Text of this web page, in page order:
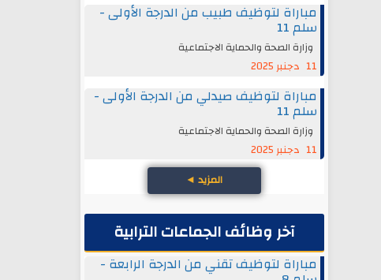
مباراة لتوظيف طبيب من الدرجة الأولى -
سلم 11
وزارة الصحة والحماية الاجتماعية
11 دجنبر 2025
مباراة لتوظيف صيدلي من الدرجة الأولى -
سلم 11
وزارة الصحة والحماية الاجتماعية
11 دجنبر 2025
المزيد ◄
آخر وظائف الجماعات الترابية
مباراة لتوظيف تقني من الدرجة الرابعة -